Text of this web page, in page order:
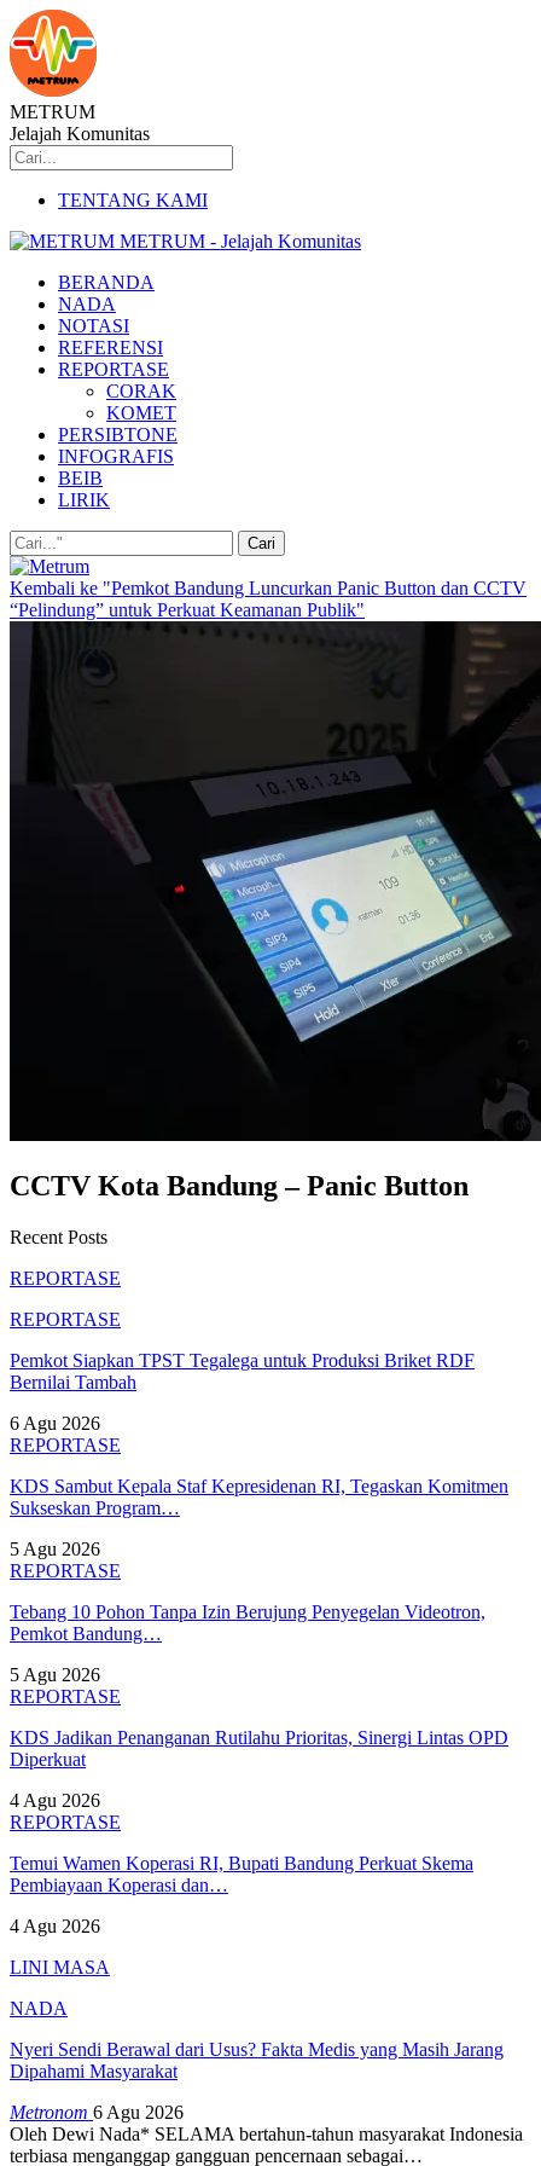
METRUM
Jelajah Komunitas
TENTANG KAMI
METRUM - Jelajah Komunitas
BERANDA
NADA
NOTASI
REFERENSI
REPORTASE
CORAK
KOMET
PERSIBTONE
INFOGRAFIS
BEIB
LIRIK
Kembali ke "Pemkot Bandung Luncurkan Panic Button dan CCTV
“Pelindung” untuk Perkuat Keamanan Publik"
CCTV Kota Bandung – Panic Button
Recent Posts
REPORTASE
REPORTASE
Pemkot Siapkan TPST Tegalega untuk Produksi Briket RDF
Bernilai Tambah
6 Agu 2026
REPORTASE
KDS Sambut Kepala Staf Kepresidenan RI, Tegaskan Komitmen
Sukseskan Program…
5 Agu 2026
REPORTASE
Tebang 10 Pohon Tanpa Izin Berujung Penyegelan Videotron,
Pemkot Bandung…
5 Agu 2026
REPORTASE
KDS Jadikan Penanganan Rutilahu Prioritas, Sinergi Lintas OPD
Diperkuat
4 Agu 2026
REPORTASE
Temui Wamen Koperasi RI, Bupati Bandung Perkuat Skema
Pembiayaan Koperasi dan…
4 Agu 2026
LINI MASA
NADA
Nyeri Sendi Berawal dari Usus? Fakta Medis yang Masih Jarang
Dipahami Masyarakat
Metronom 6 Agu 2026
Oleh Dewi Nada* SELAMA bertahun-tahun masyarakat Indonesia
terbiasa menganggap gangguan pencernaan sebagai…